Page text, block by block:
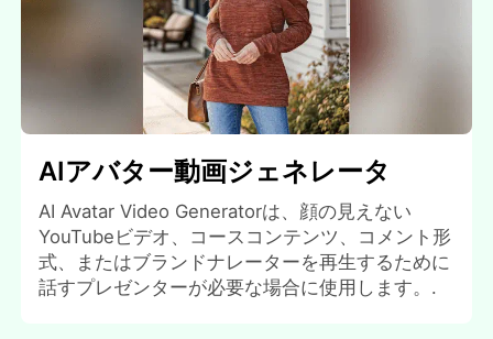
AIアバター動画ジェネレータ
AI Avatar Video Generatorは、顔の見えない
YouTubeビデオ、コースコンテンツ、コメント形
式、またはブランドナレーターを再生するために
話すプレゼンターが必要な場合に使用します。.